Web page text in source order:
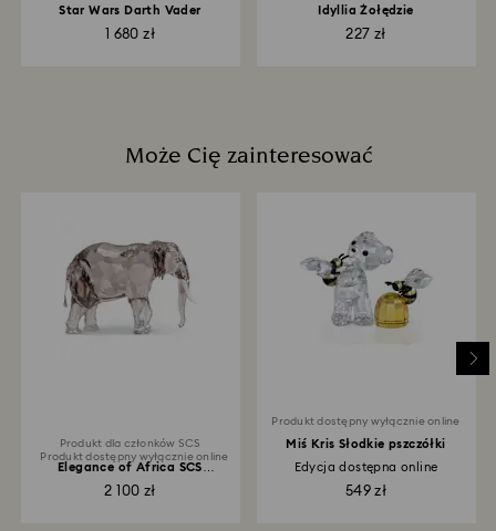
Star Wars Darth Vader
1 680 zł
Idyllia Żołędzie
227 zł
Może Cię zainteresować
Produkt dla członków SCS
Produkt dostępny wyłącznie online
Elegance of Africa SCS
2 100 zł
Produkt dostępny wyłącznie online
Miś Kris Słodkie pszczółki
Edycja dostępna online
549 zł